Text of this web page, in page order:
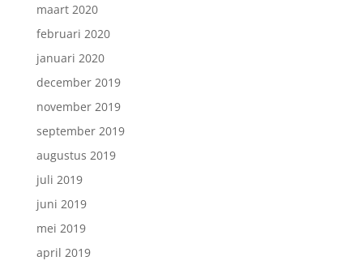
maart 2020
februari 2020
januari 2020
december 2019
november 2019
september 2019
augustus 2019
juli 2019
juni 2019
mei 2019
april 2019